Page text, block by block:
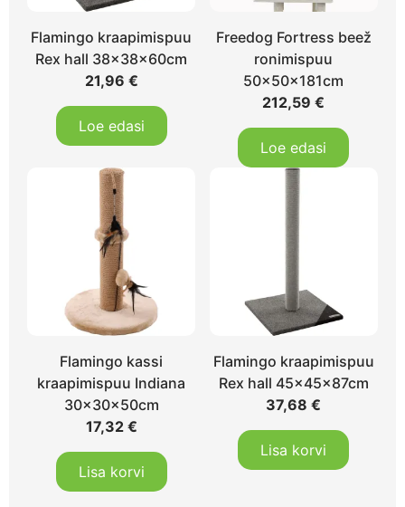
Flamingo kraapimispuu
Rex hall 38x38x60cm
21,96 €
Loe edasi
Freedog Fortress beež
ronimispuu
50x50x181cm
212,59€
Loe edasi
Flamingo kassi
kraapimispuu Indiana
30x30x50cm
17,32 €
Lisa korvi
Flamingo kraapimispuu
Rex hall 45x45x87cm
37,68€
Lisa korvi